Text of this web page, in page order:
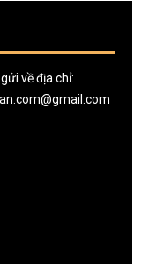
về địa chỉ: